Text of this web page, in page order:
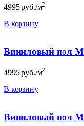
4995 руб./м2
В корзину
Виниловый пол
4995 руб./м2
В корзину
Виниловый пол